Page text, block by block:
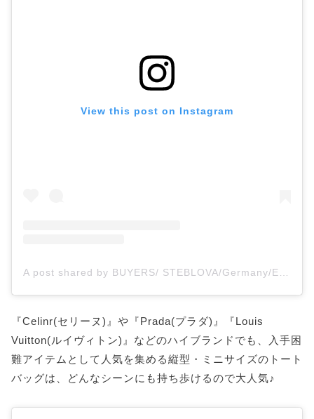
View this post on Instagram
『Celinr(セリーヌ)』や『Prada(プラダ)』『Louis
Vuitton(ルイヴィトン)』などのハイブランドでも、入手困
難アイテムとして人気を集める縦型・ミニサイズのトート
バッグは、どんなシーンにも持ち歩けるので大人気♪